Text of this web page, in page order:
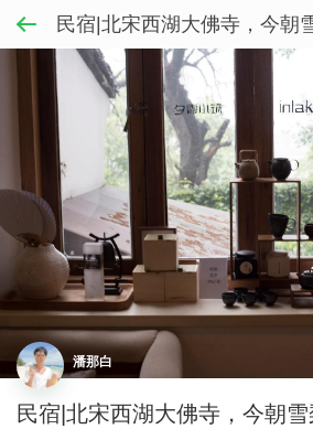
民宿|北宋西湖大佛寺，今朝
潘那白
民宿|北宋西湖大佛寺，今朝